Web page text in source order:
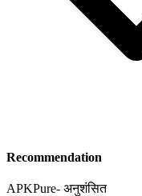
Recommendation
APKPure- अनुशंसित